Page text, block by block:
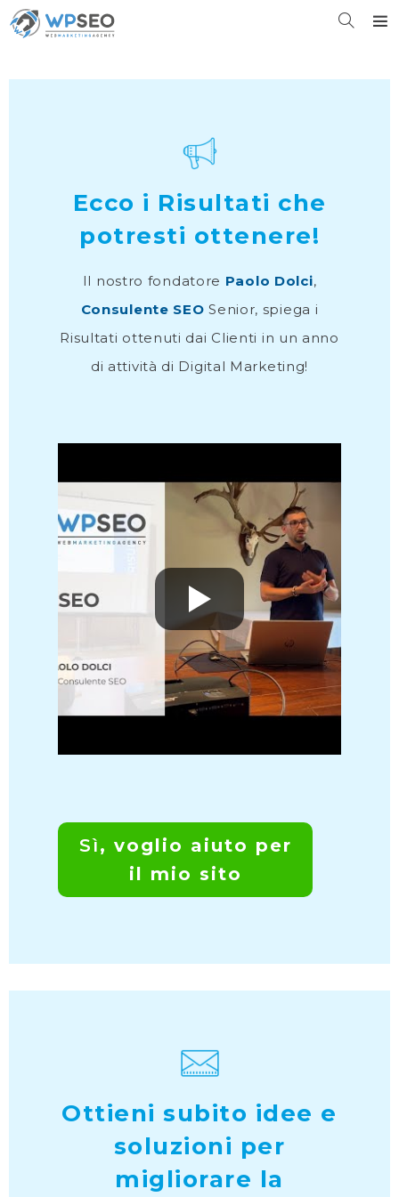
Ecco i Risultati che
potresti ottenere!
Il nostro fondatore Paolo Dolci,
Consulente SEO Senior, spiega i
Risultati ottenuti dai Clienti in un anno
di attività di Digital Marketing!
Sì, voglio aiuto per
il mio sito
Ottieni subito idee e
soluzioni per
migliorare la